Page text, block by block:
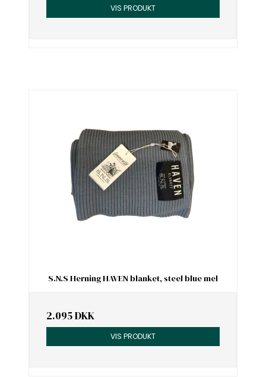
VIS PRODUKT
S.N.S Herning HAVEN blanket, steel blue mel
2.095 DKK
VIS PRODUKT